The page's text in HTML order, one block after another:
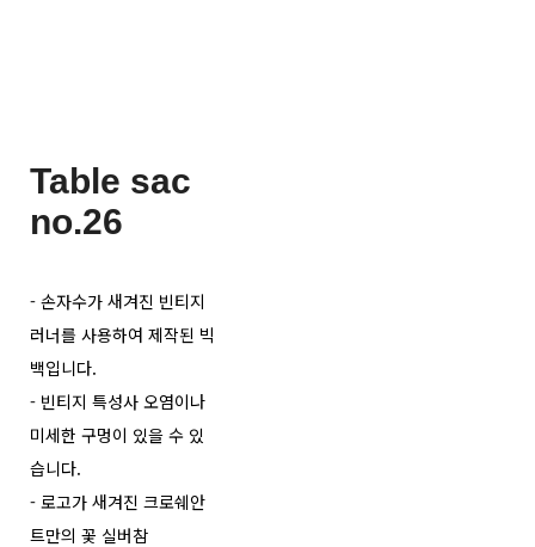
Table sac
no.26
- 손자수가 새겨진 빈티지
러너를 사용하여 제작된 빅
백입니다.
- 빈티지 특성사 오염이나
미세한 구멍이 있을 수 있
습니다.
- 로고가 새겨진 크로쉐안
트만의 꽃 실버참